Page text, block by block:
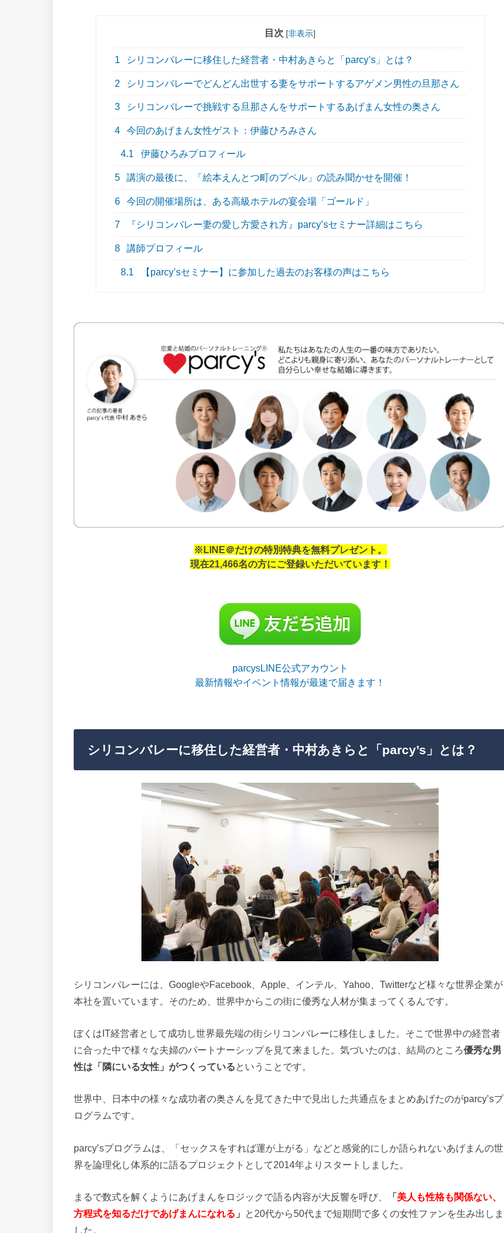
目次 [非表示]
1 シリコンバレーに移住した経営者・中村あきらと「parcy’s」とは？
2 シリコンバレーでどんどん出世する妻をサポートするアゲメン男性の旦那さん
3 シリコンバレーで挑戦する旦那さんをサポートするあげまん女性の奥さん
4 今回のあげまん女性ゲスト：伊藤ひろみさん
4.1 伊藤ひろみプロフィール
5 講演の最後に、「絵本えんとつ町のプペル」の読み聞かせを開催！
6 今回の開催場所は、ある高級ホテルの宴会場「ゴールド」
7 『シリコンバレー妻の愛し方愛され方』parcy’sセミナー詳細はこちら
8 講師プロフィール
8.1 【parcy’sセミナー】に参加した過去のお客様の声はこちら
※LINE＠だけの特別特典を無料プレゼント。
現在21,466名の方にご登録いただいています！
parcysLINE公式アカウント
最新情報やイベント情報が最速で届きます！
シリコンバレーに移住した経営者・中村あきらと「parcy’s」とは？
シリコンバレーには、GoogleやFacebook、Apple、インテル、Yahoo、Twitterなど様々な世界企業が
本社を置いています。そのため、世界中からこの街に優秀な人材が集まってくるんです。
ぼくはIT経営者として成功し世界最先端の街シリコンバレーに移住しました。そこで世界中の経営者
に合った中で様々な夫婦のパートナーシップを見て来ました。気づいたのは、結局のところ優秀な男
性は「隣にいる女性」がつくっているということです。
世界中、日本中の様々な成功者の奥さんを見てきた中で見出した共通点をまとめあげたのがparcy’sプ
ログラムです。
parcy’sプログラムは、「セックスをすれば運が上がる」などと感覚的にしか語られないあげまんの世
界を論理化し体系的に語るプロジェクトとして2014年よりスタートしました。
まるで数式を解くようにあげまんをロジックで語る内容が大反響を呼び、 「美人も性格も関係ない、
方程式を知るだけであげまんになれる 」
と20代から50代まで短期間で多くの女性ファンを生み出しま
した。